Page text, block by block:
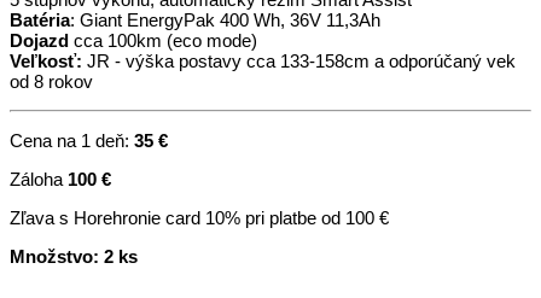
Batéria: Giant EnergyPak 400 Wh, 36V 11,3Ah
Dojazd cca 100km (eco mode)
Veľkosť: JR - výška postavy cca 133-158cm a odporúčaný vek
od 8 rokov
Cena na 1 deň: 35 €
Záloha 100 €
Zľava s Horehronie card 10% pri platbe od 100 €
Množstvo: 2 ks